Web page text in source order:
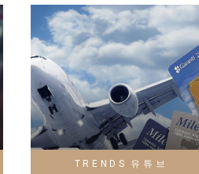
TRENDS 유튜브